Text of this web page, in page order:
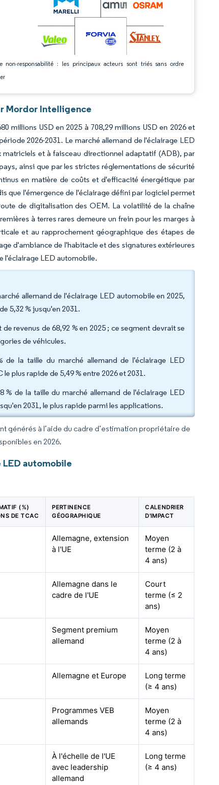
non-responsabilité : les principaux acteurs sont triés sans ordre
Mordor Intelligence
millions USD en 2025 à 708,29 millions USD en 2026 et
2026-2031. Le marché allemand de l'éclairage LED
et à faisceau directionnel adaptatif (ADB), par
ainsi que par les strictes réglementations de sécurité
en matière de coûts et d'efficacité énergétique par
que l'émergence de l'éclairage défini par logiciel permet
de digitalisation des OEM. La volatilité de la chaîne
à terres rares demeure un frein pour les marges à
et au rapprochement géographique des étapes de
d'ambiance de l'habitacle et des signatures extérieures
l'éclairage LED automobile.
allemand de l'éclairage LED automobile en 2025,
5,32 % jusqu'en 2031.
revenus de 68,92 % en 2025 ; ce segment devrait se
de véhicules.
de la taille du marché allemand de l'éclairage LED
plus rapide de 5,49 % entre 2026 et 2031.
de la taille du marché allemand de l'éclairage LED
2031, le plus rapide parmi les applications.
générés à l’aide du cadre d’estimation propriétaire de
en 2026.
automobile
(%)
DE TCAC
PERTINENCE
GÉOGRAPHIQUE
CALENDRIER
D'IMPACT
Allemagne, extension
à l'UE
Moyen
terme (2 à
4 ans)
Allemagne dans le
cadre de l'UE
Court
terme (≤ 2
ans)
Segment premium
allemand
Moyen
terme (2 à
4 ans)
Allemagne et Europe
Long terme
(≥ 4 ans)
Programmes VEB
allemands
Moyen
terme (2 à
4 ans)
À l'échelle de l'UE
avec leadership
allemand
Long terme
(≥ 4 ans)